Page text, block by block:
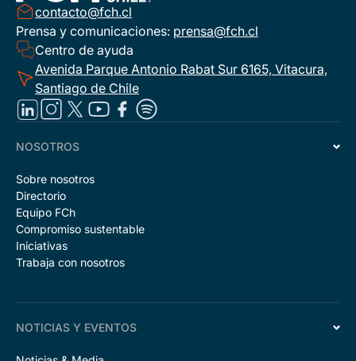
contacto@fch.cl
Prensa y comunicaciones: prensa@fch.cl
Centro de ayuda
Avenida Parque Antonio Rabat Sur 6165, Vitacura,
Santiago de Chile
NOSOTROS
Sobre nosotros
Directorio
Equipo FCh
Compromiso sustentable
Iniciativas
Trabaja con nosotros
NOTICIAS Y EVENTOS